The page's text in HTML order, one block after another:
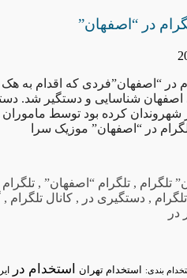
در “اصفهان”
در “اصفهان”فردی که اقدام به
اصفهان شناسایی و دستگیر شد.
شهروندان کرده بود توسط
در “اصفهان” موزیک سرا
تلگرام , تلگرام “اصفهان”, تلگرام
, دستگیری در , کانال تلگرام ,
در
بندی: استخدام تهران استخدام در